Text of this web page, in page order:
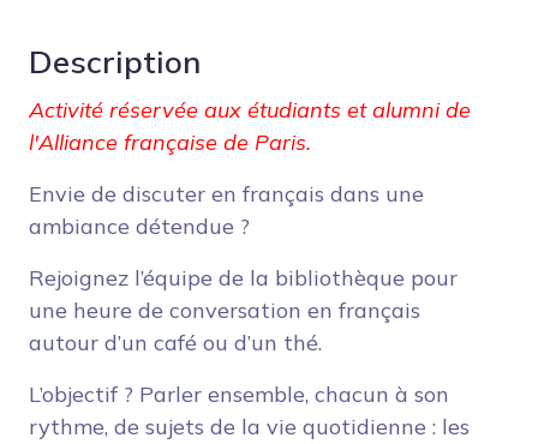
Description
Activité réservée aux étudiants et alumni de
l'Alliance française de Paris.
Envie de discuter en français dans une
ambiance détendue ?
Rejoignez l’équipe de la bibliothèque pour
une heure de conversation en français
autour d’un café ou d’un thé.
L’objectif ? Parler ensemble, chacun à son
rythme, de sujets de la vie quotidienne : les